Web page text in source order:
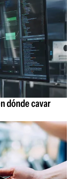
dónde cavar